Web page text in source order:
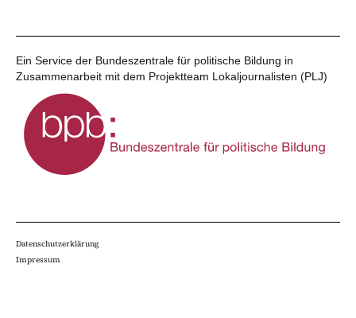
Ein Service der Bundeszentrale für politische Bildung in
Zusammenarbeit mit dem Projektteam Lokaljournalisten (PLJ)
Datenschutzerklärung
Impressum